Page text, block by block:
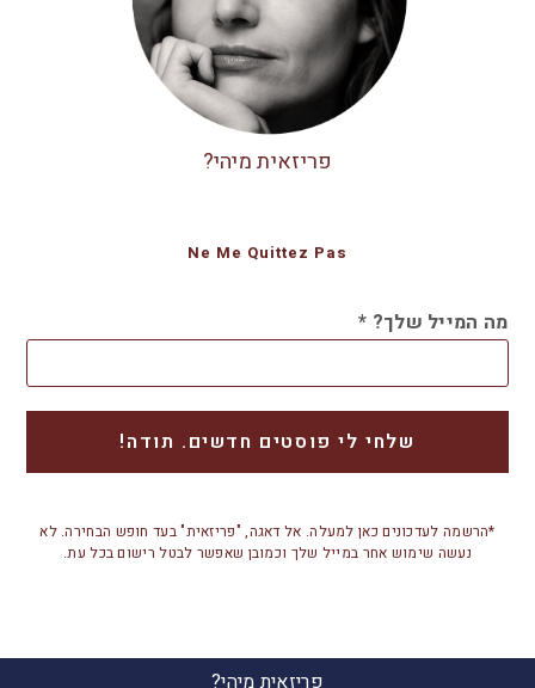
פריזאית מיהי?
Ne Me Quittez Pas
מה המייל שלך? *
*הרשמה לעדכונים כאן למעלה. אל דאגה, "פריזאית" בעד חופש הבחירה. לא
נעשה שימוש אחר במייל שלך וכמובן שאפשר לבטל רישום בכל עת.
פריזאית מיהי?